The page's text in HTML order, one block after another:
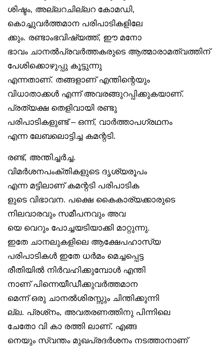
ശിഷ്ടം, അല്ലറചില്ലറ കോമഡി,
കൊച്ചുവർത്തമാന പരിപാടികളിലേ
ക്കും. രണ്ടാംഭവിഷ്യത്ത്, ഈ മനോ
ഭാവം ചാനൽപ്രവർത്തകരുടെ ആത്മാരാമത്വത്തിന്
പേശിക്കൊഴുപ്പു കൂട്ടുന്നു
എന്നതാണ്. തങ്ങളാണ് എന്തിന്റെയും
വിധാതാക്കൾ എന്ന് അവരങ്ങുറപ്പിക്കുകയാണ്.
പ്രത്യക്ഷ തെളിവായി രണ്ടു
പരിപാടികളുണ്ട് – ഒന്ന്, വാർത്താപഗ്രഥനം
എന്ന ലേബലൊട്ടിച്ച കമന്റടി.
രണ്ട്, അന്തിച്ചർച്ച.
വിമർശനപംക്തികളുടെ ദൃശ്യരൂപം
എന്ന മട്ടിലാണ് കമന്റടി പരിപാടിക
ളുടെ വിഭാവന. പക്ഷെ കൈകാര്യക്കാരുടെ
നിലവാരവും സമീപനവും അവ
യെ വെറും പോച്ചയടിയാക്കി മാറ്റുന്നു.
ഇതേ ചാനലുകളിലെ ആക്ഷേപഹാസ്യ
പരിപാടികൾ ഇതേ ധർമം മെച്ചപ്പെട്ട
രീതിയിൽ നിർവഹിക്കുമ്പോൾ എന്തി
നാണ് പിന്നെയീഡീക്കുവർത്തമാന
മെന്ന് ഒരു ചാനൽശിരസ്സും ചിന്തിക്കുന്നി
ല്ല. പ്രശ്‌നം, അവതരണത്തിനു പിന്നിലെ
ചേതോ വി കാ രത്തി ലാണ്. എങ്ങ
നെയും സ്വന്തം മുഖപ്രദർശനം നടത്താനാണ്